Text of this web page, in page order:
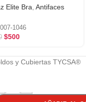
Elite Bra Antifaces
007-1046
$500
y Cubiertas TYCSA®